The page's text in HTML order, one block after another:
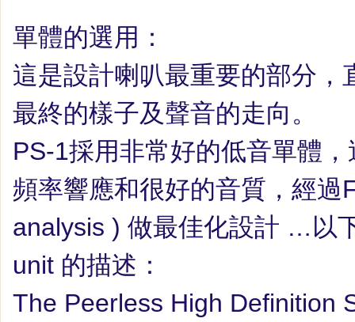
單體的選用：
這是設計喇叭最重要的部分，
最終的樣子及聲音的走向。
PS-1採用非常好的低音單體
頻率響應和很好的音質，經過
analysis ) 做最佳化設計 … 以
unit 的描述：
The Peerless High Definition